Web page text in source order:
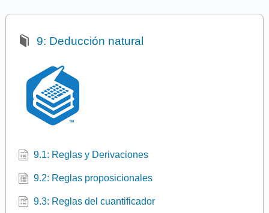
9: Deducción natural
9.1: Reglas y Derivaciones
9.2: Reglas proposicionales
9.3: Reglas del cuantificador